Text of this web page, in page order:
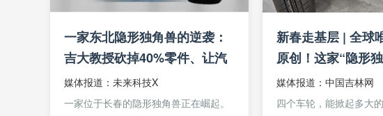
一家东北隐形独角兽的逆袭：
吉大教授砍掉40%零件、让汽
车“横着走”
媒体报道：未来科技X
一家位于长春的隐形独角兽正在崛起。
新春走基层 | 全球
原创！这家“隐形
颠覆未来出行？
媒体报道：中国吉林网
四个车轮，能掀起多大